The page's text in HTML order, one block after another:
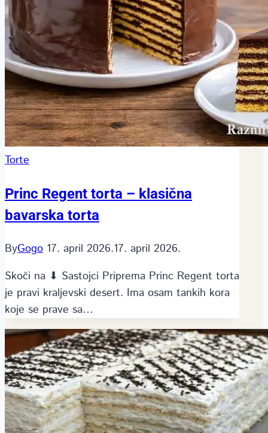
Torte
Princ Regent torta – klasična
bavarska torta
ByGogo 17. april 2026.17. april 2026.
Skoči na ⬇ Sastojci Priprema Princ Regent torta
je pravi kraljevski desert. Ima osam tankih kora
koje se prave sa…